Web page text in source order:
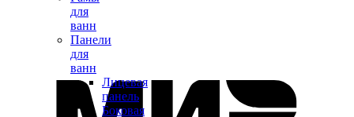
для
ванн
Панели
для
ванн
Лицевая
панель
Боковая